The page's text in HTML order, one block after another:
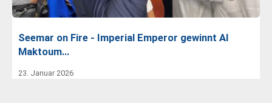
Seemar on Fire - Imperial Emperor gewinnt Al
Maktoum…
23. Januar 2026